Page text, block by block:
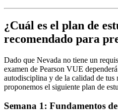
¿Cuál es el plan de
recomendado para
Dado que Nevada no tiene un
examen de Pearson VUE
autodisciplina y de la calidad de tus
proponemos el siguiente plan de
Semana 1: Fundamentos